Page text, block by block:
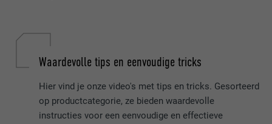
Waardevolle tips en eenvoudige tricks
Hier vind je onze video's met tips en tricks. Gesorteerd
op productcategorie, ze bieden waardevolle
instructies voor een eenvoudige en effectieve